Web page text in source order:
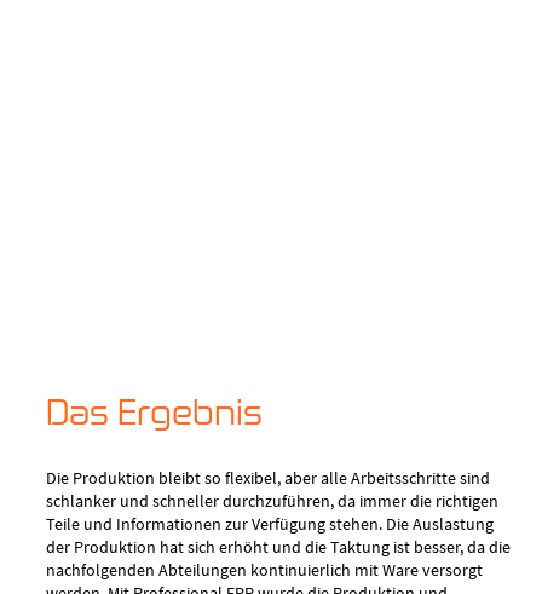
Das Ergebnis
Die Produktion bleibt so flexibel, aber alle Arbeitsschritte sind
schlanker und schneller durchzuführen, da immer die richtigen
Teile und Informationen zur Verfügung stehen. Die Auslastung
der Produktion hat sich erhöht und die Taktung ist besser, da die
nachfolgenden Abteilungen kontinuierlich mit Ware versorgt